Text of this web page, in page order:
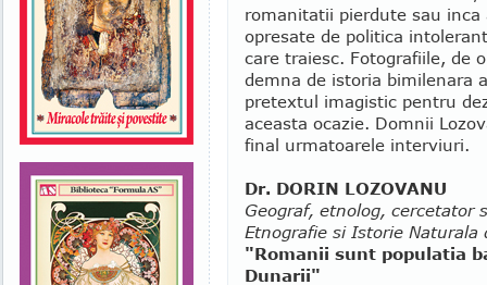
romanitatii pierdute sau inca
opresate de politica
care traiesc. Fotografiile, de
demna de istoria bimilenara
pretextul imagistic pentru
aceasta ocazie. Domnii
final urmatoarele interviuri.
Dr. DORIN LOZOVANU
Geograf, etnolog, cercetator
Etnografie si Istorie Naturala
"Romanii sunt populatia
Dunarii"